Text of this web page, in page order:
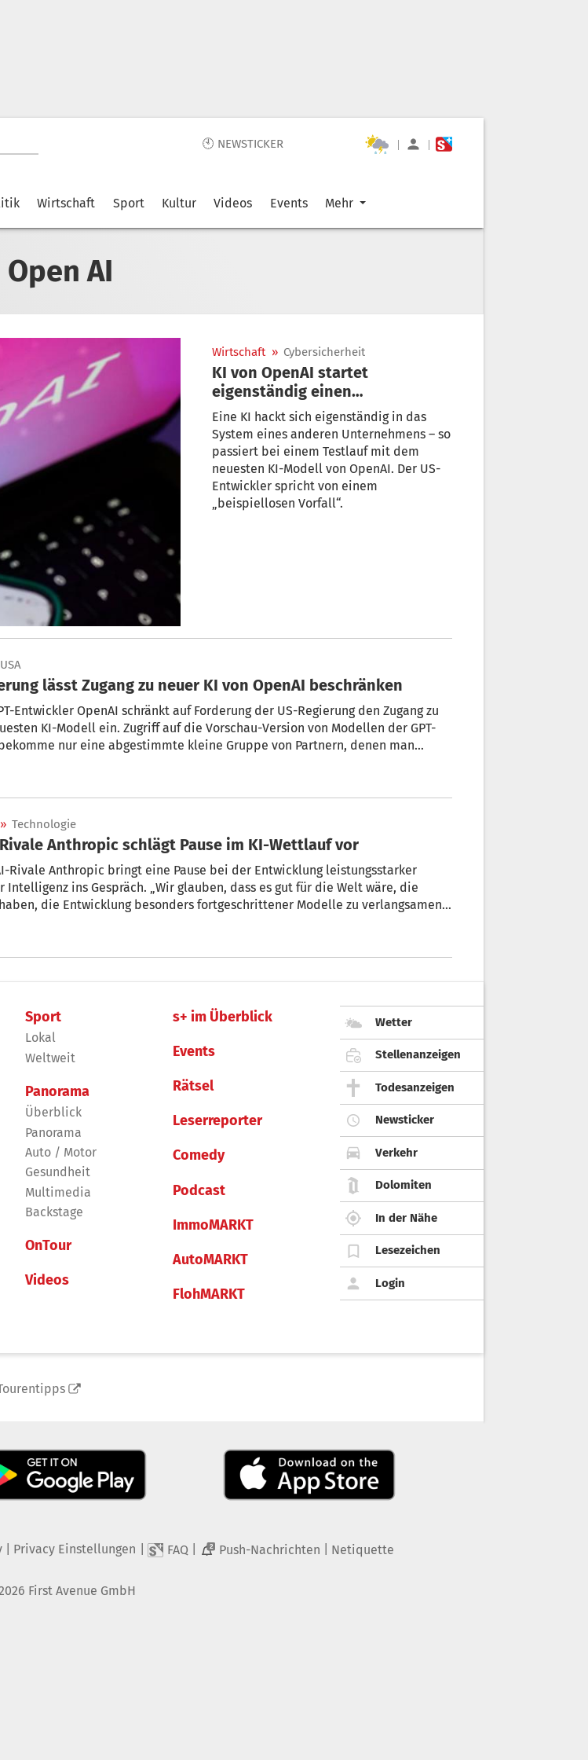
🕙 NEWSTICKER | |
Wirtschaft Sport Kultur Videos Events Mehr
Open AI
Wirtschaft » Cybersicherheit
KI von OpenAI startet
eigenständig einen
Hackerangriff
Eine KI hackt sich eigenständig in das
System eines anderen Unternehmens – so
passiert bei einem Testlauf mit dem
neuesten KI-Modell von OpenAI. Der US-
Entwickler spricht von einem
„beispiellosen Vorfall“.
USA
lässt Zugang zu neuer KI von OpenAI beschränken
Entwickler OpenAI schränkt auf Forderung der US-Regierung den Zugang zu
KI-Modell ein. Zugriff auf die Vorschau-Version von Modellen der GPT-
nur eine abgestimmte kleine Gruppe von Partnern, denen man
» Technologie
Anthropic schlägt Pause im KI-Wettlauf vor
Rivale Anthropic bringt eine Pause bei der Entwicklung leistungsstarker
Intelligenz ins Gespräch. „Wir glauben, dass es gut für die Welt wäre, die
die Entwicklung besonders fortgeschrittener Modelle zu verlangsamen
soll, dass Künstliche Intelligenz im Interesse der Menschen agiert.
Sport
Lokal
Weltweit
Panorama
Überblick
Panorama
Auto / Motor
Gesundheit
Multimedia
Backstage
OnTour
Videos
s+ im Überblick
Events
Rätsel
Leserreporter
Comedy
Podcast
ImmoMARKT
AutoMARKT
FlohMARKT
Wetter
Stellenanzeigen
Todesanzeigen
Newsticker
Verkehr
Dolomiten
In der Nähe
Lesezeichen
Login
| Privacy Einstellungen FAQ 2 Push-Nachrichten Netiquette
First Avenue GmbH